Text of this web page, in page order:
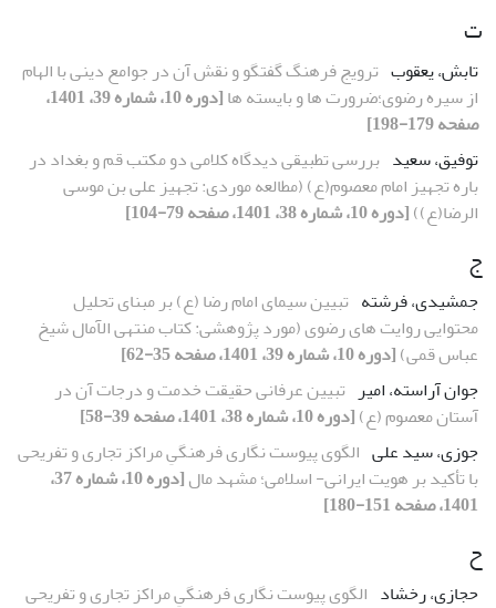
ت
تابش، یعقوب ترویج فرهنگ گفتگو و نقش آن در جوامع دینی با الهام
از سیره رضوی؛ضرورت ها و بایسته ها
[دوره 10، شماره 39، 1401،
صفحه 179-198]
توفیق، سعید بررسی تطبیقی دیدگاه کلامی دو مکتب قم و بغداد در
باره تجهیز امام معصوم(ع) (مطالعه موردی: تجهیز علی بن موسی
الرضا(ع))[دوره 10، شماره 38، 1401، صفحه 79-104]
ج
جمشیدی، فرشته تبیین سیمای امام رضا (ع) بر مبنای تحلیل
محتوایی روایت های رضوی (مورد پژوهشی: کتاب منتهی الآمال شیخ
عباس قمی)[دوره 10، شماره 39، 1401، صفحه 35-62]
جوان آراسته، امیر تبیین عرفانی حقیقت خدمت و درجات آن در
آستان معصوم (ع)[دوره 10، شماره 38، 1401، صفحه 39-58]
جوزی، سید علی الگوی پیوست نگاری فرهنگیِ مراکز تجاری و تفریحی
با تأکید بر هویت ایرانی- اسلامی؛ مشهد مال
[دوره 10، شماره 37،
1401، صفحه 151-180]
ح
حجازی، رخشاد الگوی پیوست نگاری فرهنگیِ مراکز تجاری و تفریحی